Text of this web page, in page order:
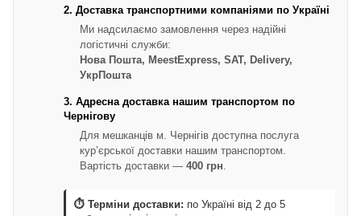
2. Доставка транспортними компаніями по Україні
Ми надсилаємо замовлення через надійні
логістичні служби:
Нова Пошта, MeestExpress, SAT, Delivery,
УкрПошта
3. Адресна доставка нашим транспортом по
Чернігову
Для мешканців м. Чернігів доступна послуга
кур’єрської доставки нашим транспортом.
Вартість доставки — 400 грн
⏱ Терміни доставки: по Україні від 2 до 5